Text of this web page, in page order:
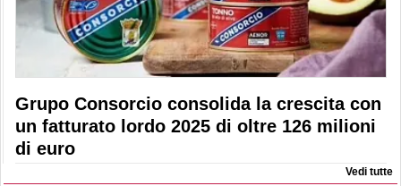
Grupo Consorcio consolida la crescita con
un fatturato lordo 2025 di oltre 126 milioni
di euro
Vedi tutte